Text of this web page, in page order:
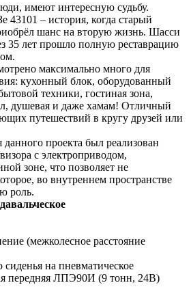
имеют интересную судьбу.
– история, когда старый
шанс на вторую жизнь. Шасси
35 лет прошло полную реставрацию
максимально много для
кухонный блок, оборудованный
техники, гостиная зона,
душевая и даже хамам! Отличный
путешествий в кругу друзей или
проекта был реализован
с электроприводом,
зоне, что позволяет не
во внутреннем пространстве
роль.
(межколесное расстояние
сиденья на пневматическое
передняя ЛПЭ90И (9 тонн, 24В)